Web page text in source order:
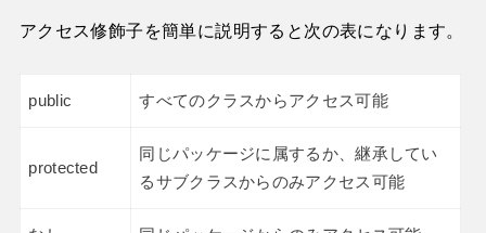
アクセス修飾子を簡単に説明すると次の表になります。
public すべてのクラスからアクセス可能
protected
同じパッケージに属するか、継承してい
るサブクラスからのみアクセス可能